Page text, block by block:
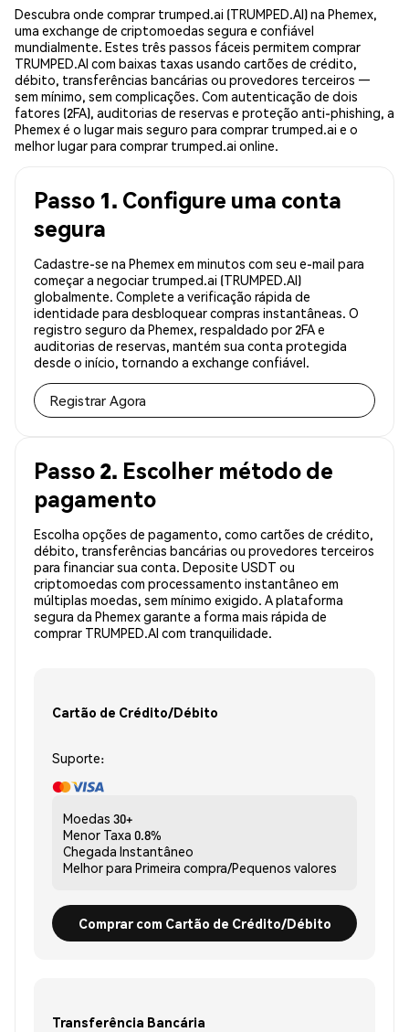
Descubra onde comprar trumped.ai (TRUMPED.AI) na Phemex,
uma exchange de criptomoedas segura e confiável
mundialmente. Estes três passos fáceis permitem comprar
TRUMPED.AI com baixas taxas usando cartões de crédito,
débito, transferências bancárias ou provedores terceiros —
sem mínimo, sem complicações. Com autenticação de dois
fatores (2FA), auditorias de reservas e proteção anti-phishing, a
Phemex é o lugar mais seguro para comprar trumped.ai e o
melhor lugar para comprar trumped.ai online.
Passo 1. Configure uma conta
segura
Cadastre-se na Phemex em minutos com seu e-mail para
começar a negociar trumped.ai (TRUMPED.AI)
globalmente. Complete a verificação rápida de
identidade para desbloquear compras instantâneas. O
registro seguro da Phemex, respaldado por 2FA e
auditorias de reservas, mantém sua conta protegida
desde o início, tornando a exchange confiável.
Registrar Agora
Passo 2. Escolher método de
pagamento
Escolha opções de pagamento, como cartões de crédito,
débito, transferências bancárias ou provedores terceiros
para financiar sua conta. Deposite USDT ou
criptomoedas com processamento instantâneo em
múltiplas moedas, sem mínimo exigido. A plataforma
segura da Phemex garante a forma mais rápida de
comprar TRUMPED.AI com tranquilidade.
Cartão de Crédito/Débito
Suporte:
Moedas 30+
Menor Taxa 0.8%
Chegada Instantâneo
Melhor para Primeira compra/Pequenos valores
Comprar com Cartão de Crédito/Débito
Transferência Bancária